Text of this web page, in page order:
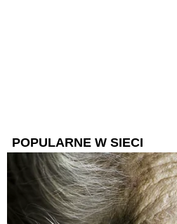
POPULARNE W SIECI